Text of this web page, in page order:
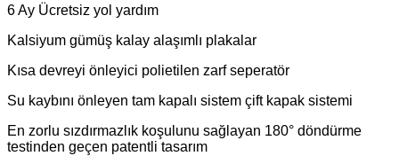
6 Ay Ücretsiz yol yardım
Kalsiyum gümüş kalay alaşımlı plakalar
Kısa devreyi önleyici polietilen zarf seperatör
Su kaybını önleyen tam kapalı sistem çift kapak sistemi
En zorlu sızdırmazlık koşulunu sağlayan 180° döndürme
testinden geçen patentli tasarım